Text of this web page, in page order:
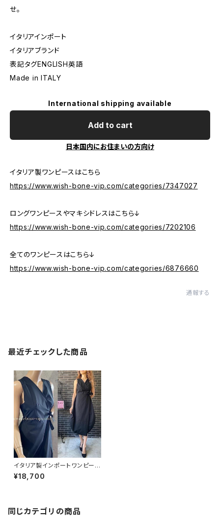
せ。
イタリアインポート
イタリアブランド
表記タグENGLISH英語
Made in ITALY
International shipping available
Add to cart
日本国内にお住まいの方向け
イタリア製ワンピースはこちら
https://www.wish-bone-vip.com/categories/7347027
ロングワンピースやマキシドレスはこちら↓
https://www.wish-bone-vip.com/categories/7202106
全てのワンピースはこちら↓
https://www.wish-bone-vip.com/categories/6876660
通報する
最近チェックした商品
イタリア製インポートワンピース
｜Made in ITALY｜コットン10
0%ラップ・バルーンワンピース
¥18,700
同じカテゴリの商品